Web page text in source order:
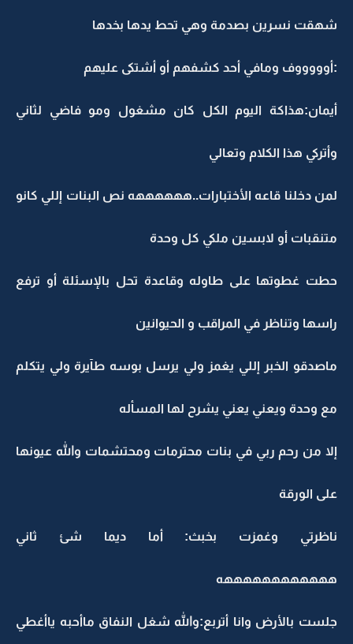
شهقت نسرين بصدمة وهي تحط يدها بخدها
:أوووووف ومافي أحد كشفهم أو أشتكى عليهم
أيمان:هذاكة اليوم الكل كان مشغول ومو فاضي لثاني
وأتركي هذا الكلام وتعالي
لمن دخلنا قاعه الأختبارات..ههههههه نص البنات إللي كانو
متنقبات أو لابسين ملكي كل وحدة
حطت غطوتها على طاوله وقاعدة تحل بالإسئلة أو ترفع
راسها وتناظر في المراقب و الحيوانين
ماصدقو الخبر إللي يغمز ولي يرسل بوسه طآيرة ولي يتكلم
مع وحدة ويعني يعني يشرح لها المسأله
إلا من رحم ربي في بنات محترمات ومحتشمات والله عيونها
على الورقة
ناظرتي وغمزت بخبث: أما ديما شئ ثاني
ههههههههههههه
جلست بالأرض وانا أتربع:والله شغل النفاق ماأحبه ياأغطي